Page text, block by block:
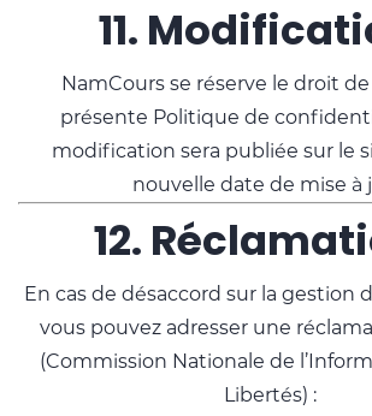
11.
NamCours se réserve le droit
présente Politique de
modification sera publiée sur le
nouvelle date de mise à
12.
En cas de désaccord sur la gestion
vous pouvez adresser une
(Commission Nationale de
Libertés) :